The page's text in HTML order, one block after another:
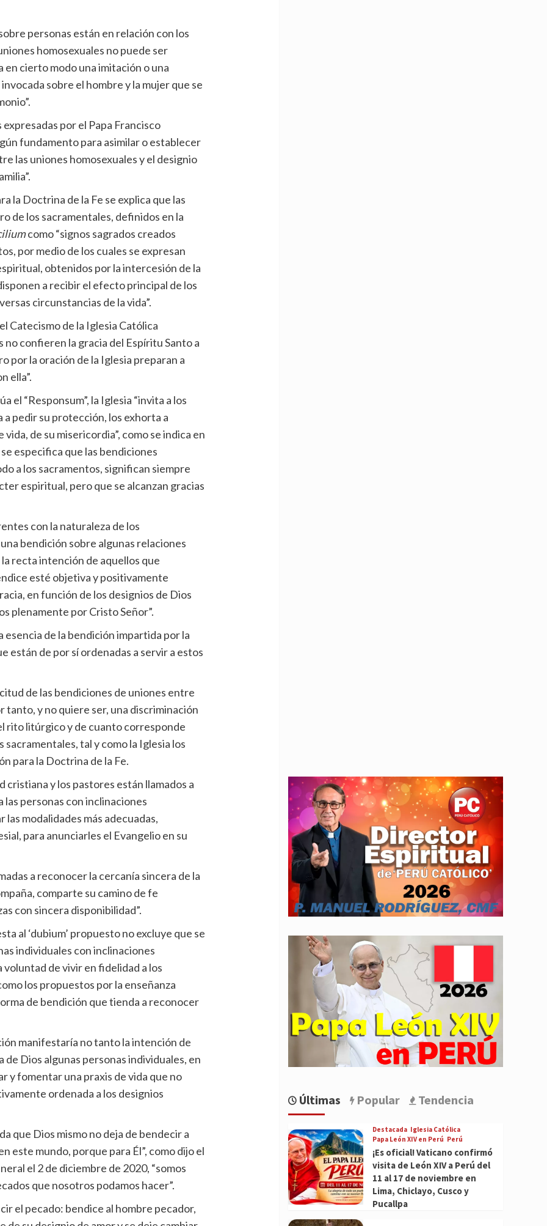
personas están en relación con los
homosexuales no puede ser
cierto modo una imitación o una
sobre el hombre y la mujer que se
por el Papa Francisco
fundamento para asimilar o establecer
las uniones homosexuales y el designio
la Doctrina de la Fe se explica que las
de los sacramentales, definidos en la
como “signos sagrados creados
por medio de los cuales se expresan
obtenidos por la intercesión de la
a recibir el efecto principal de los
circunstancias de la vida”.
Catecismo de la Iglesia Católica
confieren la gracia del Espíritu Santo a
por la oración de la Iglesia preparan a
ella”.
el “Responsum”, la Iglesia “invita a los
a pedir su protección, los exhorta a
de su misericordia”, como se indica en
especifica que las bendiciones
a los sacramentos, significan siempre
espiritual, pero que se alcanzan gracias
con la naturaleza de los
bendición sobre algunas relaciones
recta intención de aquellos que
esté objetiva y positivamente
en función de los designios de Dios
plenamente por Cristo Señor”.
de la bendición impartida por la
están de por sí ordenadas a servir a estos
de las bendiciones de uniones entre
tanto, y no quiere ser, una discriminación
rito litúrgico y de cuanto corresponde
tal y como la Iglesia los
para la Doctrina de la Fe.
cristiana y los pastores están llamados a
personas con inclinaciones
modalidades más adecuadas,
para anunciarles el Evangelio en su
a reconocer la cercanía sincera de la
comparte su camino de fe
con sincera disponibilidad”.
al ‘dubium’ propuesto no excluye que se
individuales con inclinaciones
de vivir en fidelidad a los
los propuestos por la enseñanza
de bendición que tienda a reconocer
manifestaría no tanto la intención de
de Dios algunas personas individuales, en
y fomentar una praxis de vida que no
ordenada a los designios
que Dios mismo no deja de bendecir a
este mundo, porque para Él”, como dijo el
el 2 de diciembre de 2020, “somos
que nosotros podamos hacer”.
el pecado: bendice al hombre pecador,
Últimas Popular Tendencia
Destacada Iglesia Católica
Papa León XIV en Perú Perú
¡Es oficial! Vaticano confirmó
visita de León XIV a Perú del
11 al 17 de noviembre en
Lima, Chiclayo, Cusco y
Pucallpa